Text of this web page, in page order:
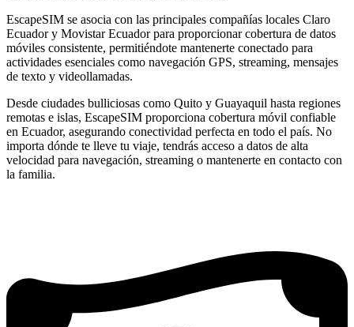
EscapeSIM se asocia con las principales compañías locales Claro
Ecuador y Movistar Ecuador para proporcionar cobertura de datos
móviles consistente, permitiéndote mantenerte conectado para
actividades esenciales como navegación GPS, streaming, mensajes
de texto y videollamadas.
Desde ciudades bulliciosas como Quito y Guayaquil hasta regiones
remotas e islas, EscapeSIM proporciona cobertura móvil confiable
en Ecuador, asegurando conectividad perfecta en todo el país. No
importa dónde te lleve tu viaje, tendrás acceso a datos de alta
velocidad para navegación, streaming o mantenerte en contacto con
la familia.